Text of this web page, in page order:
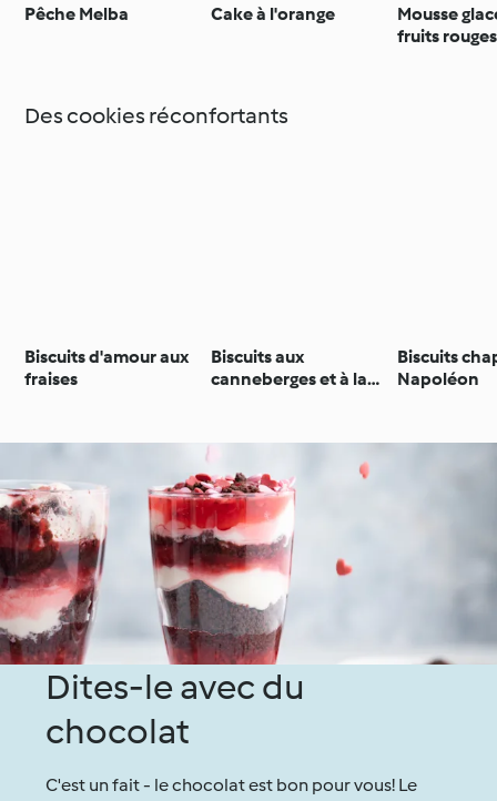
Pêche Melba Cake à l'orange
Mousse
fruits rouges
Des cookies réconfortants
Biscuits d'amour aux
fraises
Biscuits aux
canneberges et à la
Biscuits
Napoléon
Dites-le avec du
chocolat
C'est un fait - le chocolat est bon pour vous! Le